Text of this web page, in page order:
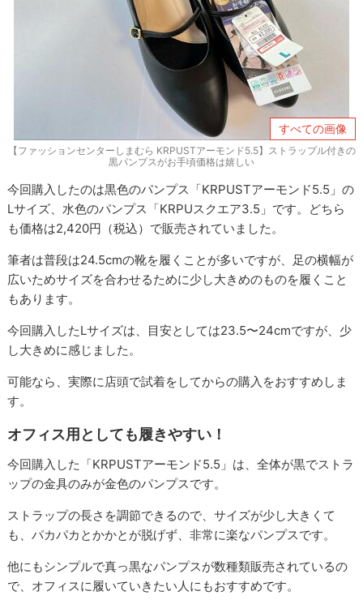
すべての画像
【ファッションセンターしまむら KRPUSTアーモンド5.5】ストラップル付きの
黒パンプスがお手頃価格は嬉しい
今回購入したのは黒色のパンプス「KRPUSTアーモンド5.5」の
Lサイズ、水色のパンプス「KRPUスクエア3.5」です。どちら
も価格は2,420円（税込）で販売されていました。
筆者は普段は24.5cmの靴を履くことが多いですが、足の横幅が
広いためサイズを合わせるために少し大きめのものを履くこと
もあります。
今回購入したLサイズは、目安としては23.5〜24cmですが、少
し大きめに感じました。
可能なら、実際に店頭で試着をしてからの購入をおすすめしま
す。
オフィス用としても履きやすい！
今回購入した「KRPUSTアーモンド5.5」は、全体が黒でストラ
ップの金具のみが金色のパンプスです。
ストラップの長さを調節できるので、サイズが少し大きくて
も、パカパカとかかとが脱げず、非常に楽なパンプスです。
他にもシンプルで真っ黒なパンプスが数種類販売されているの
で、オフィスに履いていきたい人にもおすすめです。